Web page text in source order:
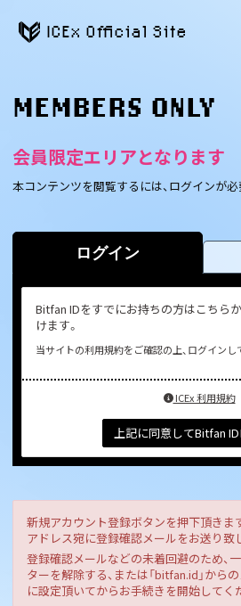
ICEx Official Site
MEMBERS ONLY
会員限定エリアとなります
本コンテンツを閲覧するには、ログインが必
ログイン
Bitfan IDをすでにお持ちの方はこちら
けます。
当サイトの利用規約をご確認の上、ログインし
ICEx 利用規約
上記に同意してBitfan
新規アカウント登録ボタンを押下頂きま
アドレス宛に登録確認メールをお送り致
登録確認メールなどの未着回避のため、
ターを解除する、または「bitfan.id」から
に設定頂いてからお手続きを開始してく